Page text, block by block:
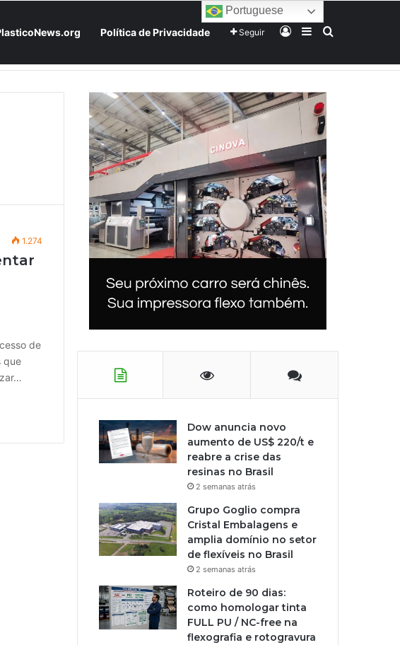
Política de Privacidade Seguir EntrarBarra Lateral
Procurar por
1.274
de
que
Dow anuncia novo
aumento de US$ 220/t e
reabre a crise das
resinas no Brasil
2 semanas atrás
Grupo Goglio compra
Cristal Embalagens e
amplia domínio no setor
de flexíveis no Brasil
2 semanas atrás
Roteiro de 90 dias:
como homologar tinta
FULL PU / NC-free na
flexografia e rotogravura
Portuguese